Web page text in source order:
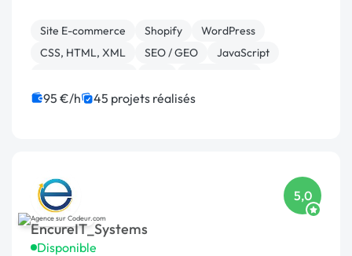
Site E-commerce Shopify
WordPress
CSS, HTML, XML
SEO / GEO
JavaScript
95 €/h 45 projets réalisés
EncureIT_Systems
Disponible
5,0